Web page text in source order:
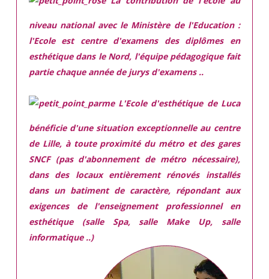
niveau national avec le Ministère de l'Education :
l'Ecole est centre d'examens des diplômes en
esthétique dans le Nord, l'équipe pédagogique fait
partie chaque année de jurys d'examens ..
L'Ecole d'esthétique de Luca
bénéficie d'une situation exceptionnelleau centre
de Lille, à toute proximité du métro et des gares
SNCF (pas d'abonnement de métro nécessaire),
dans des locaux entièrement rénovés installés
dans un batiment de caractère, répondant aux
exigencesde l'enseignement professionnel en
esthétique (salle Spa, salle Make Up, salle
informatique ..)